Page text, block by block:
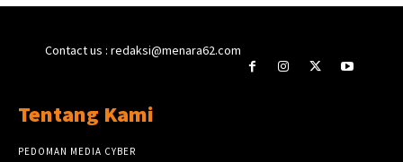
Contact us : redaksi@menara62.com
Tentang Kami
PEDOMAN MEDIA CYBER